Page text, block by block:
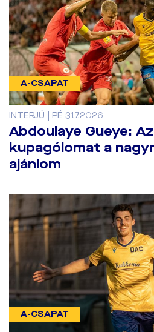
A-CSAPAT
INTERJÚ | PÉ 31.7.2026
Abdoulaye Gueye:
kupagólomat a
ajánlom
A-CSAPAT